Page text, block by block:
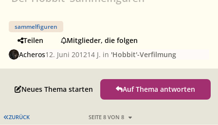
sammelfiguren
Teilen
Mitglieder, die folgen
Acheros12. Juni 201214 J. in 'Hobbit'-Verfilmung
Neues Thema starten Auf Thema antworten
ERSTE SEITE
ZURÜCK SEITE 8 VON 8